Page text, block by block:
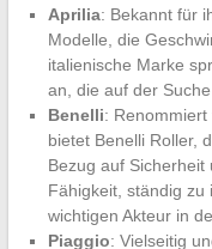
Aprilia: Bekannt für
Modelle, die
italienische Marke
an, die auf der
Benelli:
bietet Benelli Roller,
Bezug auf
Fähigkeit, ständig zu
wichtigen Akteur in
Piaggio: Vielseitig